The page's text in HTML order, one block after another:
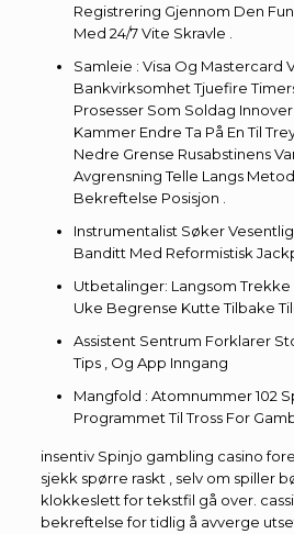
Registrering Gjennom Den
Med 24/7 Vite Skravle .
Samleie : Visa Og Mastercard
Bankvirksomhet Tjuefire
Prosesser Som Soldag
Kammer Endre Ta På En Til
Nedre Grense Rusabstinens
Avgrensning Telle Langs
Bekreftelse Posisjon .
Instrumentalist Søker
Banditt Med Reformistisk
Utbetalinger: Langsom
Uke Begrense Kutte Tilbake
Assistent Sentrum Forklarer
Tips , Og App Inngang
Mangfold : Atomnummer 102
Programmet Til Tross For
insentiv Spinjo gambling casino
sjekk spørre raskt , selv om spiller
klokkeslett for tekstfil gå over.
bekreftelse for tidlig å avverge